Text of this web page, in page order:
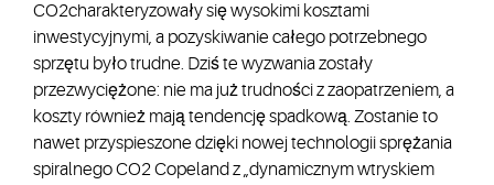
CO2charakteryzowały się wysokimi kosztami
inwestycyjnymi, a pozyskiwanie całego potrzebnego
sprzętu było trudne. Dziś te wyzwania zostały
przezwyciężone: nie ma już trudności z zaopatrzeniem, a
koszty również mają tendencję spadkową. Zostanie to
nawet przyspieszone dzięki nowej technologii sprężania
spiralnego CO2 Copeland z „dynamicznym wtryskiem